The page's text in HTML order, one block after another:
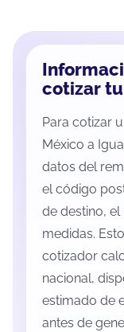
cotizar
Para cotizar
México a
datos del
el código
de destino,
medidas.
cotizador
nacional,
estimado de
antes de